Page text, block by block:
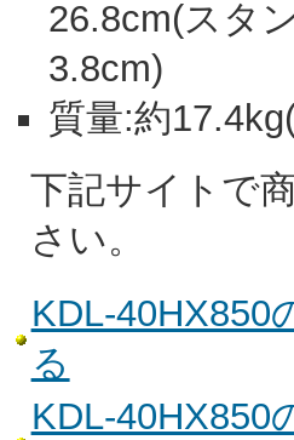
26.8cm(スタ
3.8cm)
質量:約
下記サイトで
さい。
KDL-40HX850
る
KDL-40HX850